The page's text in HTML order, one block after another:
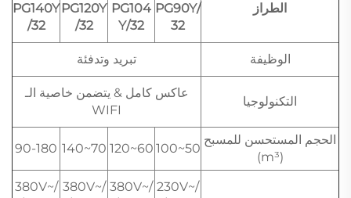
الطراز
PG90Y/
32
PG104
Y/32
PG120Y
/32
PG140Y
/32
الوظيفة تبريد وتدفئة
التكنولوجيا
عاكس كامل & يتضمن خاصية الـ
WIFI
الحجم المستحسن للمسبح
(m³)
50~100
60~120
70~140
90-180
230V~/
380V~/
380V~/
380V~/